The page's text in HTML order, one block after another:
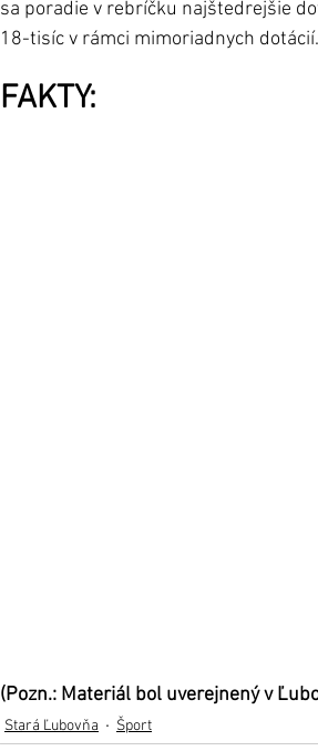
sa poradie v rebríčku najštedrejšie
18-tisíc v rámci mimoriadnych dotácií.
FAKTY:
(Pozn.: Materiál bol uverejnený v
Stará Ľubovňa Šport